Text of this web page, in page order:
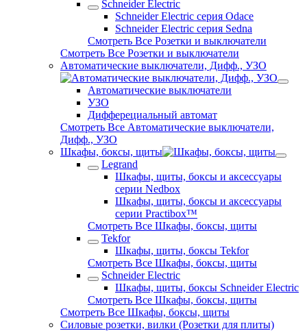
Schneider Electric
Schneider Electric серия Odace
Schneider Electric серия Sedna
Смотреть Все Розетки и выключатели
Смотреть Все Розетки и выключатели
Автоматические выключатели, Дифф., УЗО
Автоматические выключатели
УЗО
Дифферециальный автомат
Смотреть Все Автоматические выключатели,
Дифф., УЗО
Шкафы, боксы, щиты
Legrand
Шкафы, щиты, боксы и аксессуары
серии Nedbox
Шкафы, щиты, боксы и аксессуары
серии Practibox™
Смотреть Все Шкафы, боксы, щиты
Tekfor
Шкафы, щиты, боксы Tekfor
Смотреть Все Шкафы, боксы, щиты
Schneider Electric
Шкафы, щиты, боксы Schneider Electric
Смотреть Все Шкафы, боксы, щиты
Смотреть Все Шкафы, боксы, щиты
Силовые розетки, вилки (Розетки для плиты)